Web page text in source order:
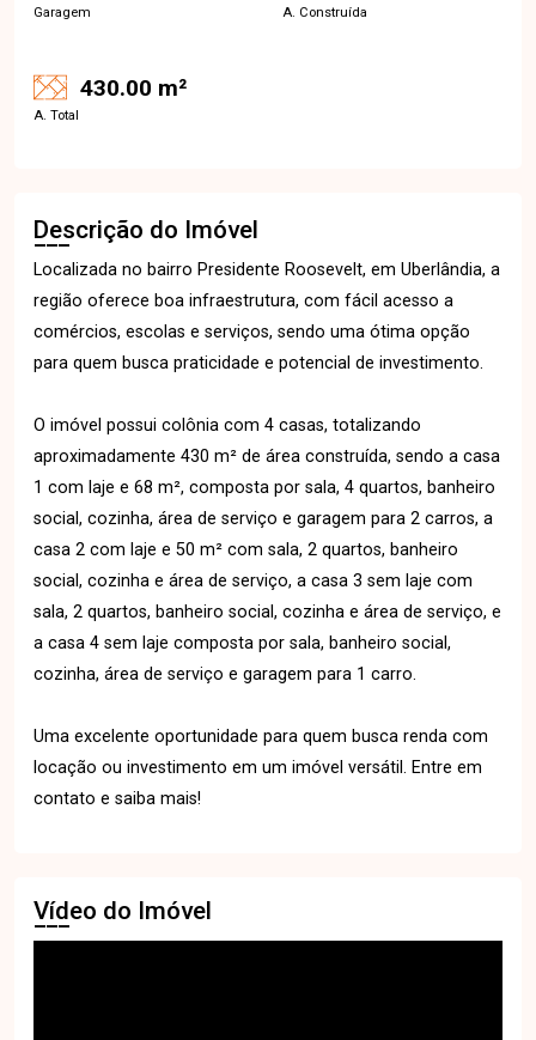
Garagem A. Construída
430.00 m²
A. Total
Descrição do Imóvel
Localizada no bairro Presidente Roosevelt, em Uberlândia, a
região oferece boa infraestrutura, com fácil acesso a
comércios, escolas e serviços, sendo uma ótima opção
para quem busca praticidade e potencial de investimento.
O imóvel possui colônia com 4 casas, totalizando
aproximadamente 430 m² de área construída, sendo a casa
1 com laje e 68 m², composta por sala, 4 quartos, banheiro
social, cozinha, área de serviço e garagem para 2 carros, a
casa 2 com laje e 50 m² com sala, 2 quartos, banheiro
social, cozinha e área de serviço, a casa 3 sem laje com
sala, 2 quartos, banheiro social, cozinha e área de serviço, e
a casa 4 sem laje composta por sala, banheiro social,
cozinha, área de serviço e garagem para 1 carro.
Uma excelente oportunidade para quem busca renda com
locação ou investimento em um imóvel versátil. Entre em
contato e saiba mais!
Vídeo do Imóvel